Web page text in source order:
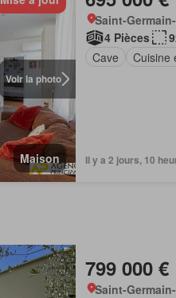
Voir la photo
Maison
Saint-
4 Pièces
Cave
Cuisine
Il y a 2 jours, 10
799 000 €
Saint-